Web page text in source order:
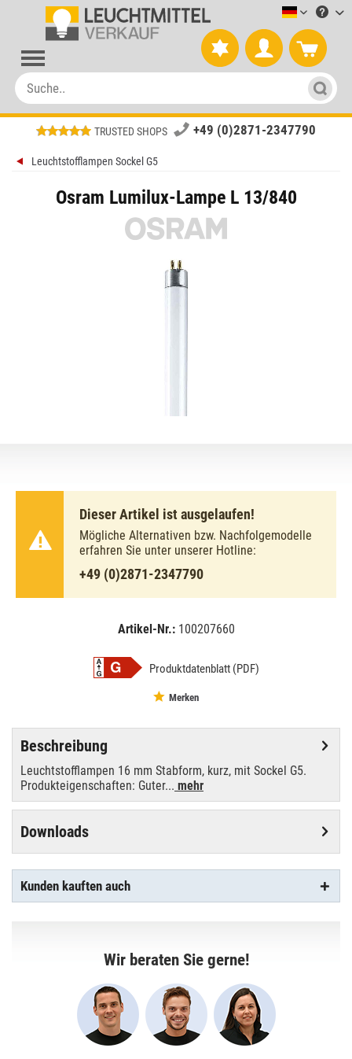
TRUSTED SHOPS +49 (0)2871-2347790
Leuchtstofflampen Sockel G5
Osram Lumilux-Lampe L 13/840
Dieser Artikel ist ausgelaufen!
Mögliche Alternativen bzw. Nachfolgemodelle
erfahren Sie unter unserer Hotline:
+49 (0)2871-2347790
Artikel-Nr.: 100207660
Produktdatenblatt (PDF)
Merken
Beschreibung
Leuchtstofflampen 16 mm Stabform, kurz, mit Sockel G5.
Produkteigenschaften: Guter... mehr
Downloads
Kunden kauften auch
Wir beraten Sie gerne!